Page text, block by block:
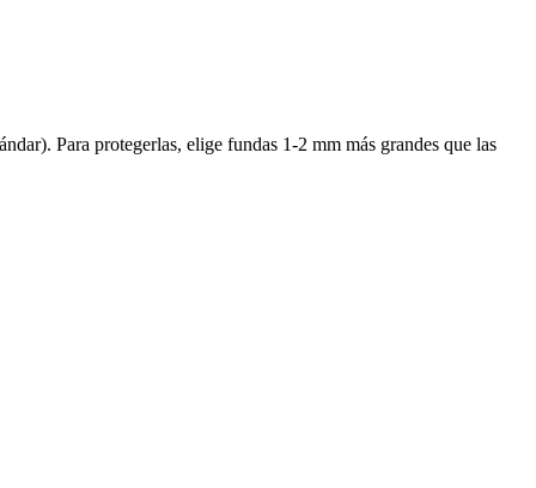
Para protegerlas, elige fundas 1-2 mm más grandes que las